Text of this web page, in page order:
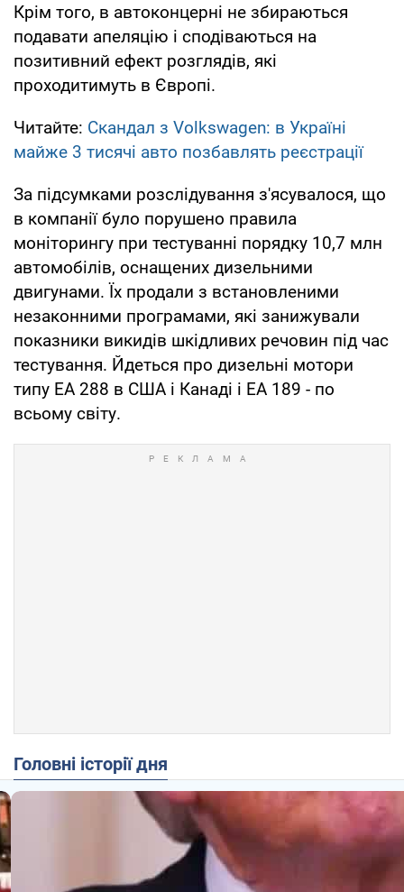
Крім того, в автоконцерні не збираються
подавати апеляцію і сподіваються на
позитивний ефект розглядів, які
проходитимуть в Європі.
Читайте: Скандал з Volkswagen: в Україні
майже 3 тисячі авто позбавлять реєстрації
За підсумками розслідування з'ясувалося, що
в компанії було порушено правила
моніторингу при тестуванні порядку 10,7 млн
автомобілів, оснащених дизельними
двигунами. Їх продали з встановленими
незаконними програмами, які занижували
показники викидів шкідливих речовин під час
тестування. Йдеться про дизельні мотори
типу EA 288 в США і Канаді і EA 189 - по
всьому світу.
Головні історії дня